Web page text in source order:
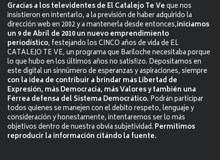
Gracias a los televidentes de El Catalejo Te Veque nos
insistieron en intentarlo, a la previsión de haber adquirido la
dirección web en 2002 y a mantenerla desde entonces,iniciamos
un 9 de Abril de 2010 un nuevo emprendimiento
periodístico, festejando los CINCO años de vida de EL
CATALEJO TE VE, un programa que Bariloche necesitaba porque
lo que hubo en los últimos años no satisfizo. Depositamos en
este digital un sinnúmero de esperanzas y aspiraciones, siempre
con la idea de contribuir a brindar más Libertad de
Expresión, más Democracia, más Valores y también una
Férrea defensa del Sistema Democrático. Podrán participar
todos quienes se manejen con el debito respeto, lenguaje y
consideración y honestamente, intentaremos ser lo más
objetivos dentro de nuestra obvia subjetividad. Permitimos
reproducir la información citándo la fuente.